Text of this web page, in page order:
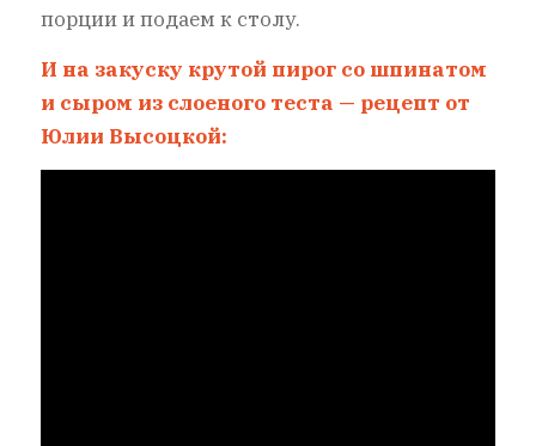
порции и подаем к столу.
И на закуску крутой пирог со шпинатом
и сыром из слоеного теста — рецепт от
Юлии Высоцкой: